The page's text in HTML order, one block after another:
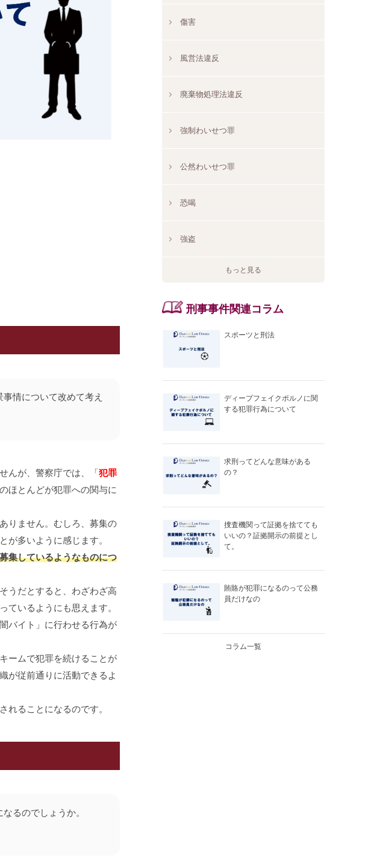
情について改めて考え
んが、警察庁では、「犯罪
ほとんどが犯罪への関与に
りません。むしろ、募集の
が多いように感じます。
集しているようなものにつ
うだとすると、わざわざ高
ているようにも思えます。
バイト」に行わせる行為が
ームで犯罪を続けることが
が従前通りに活動できるよ
れることになるのです。
るのでしょうか。
傷害
風営法違反
廃棄物処理法違反
強制わいせつ罪
公然わいせつ罪
恐喝
強盗
もっと見る
刑事事件関連コラム
スポーツと刑法
ディープフェイクポルノに関
する犯罪行為について
求刑ってどんな意味がある
の？
捜査機関って証拠を捨てても
いいの？証拠開示の前提とし
て。
賄賂が犯罪になるのって公務
員だけなの
コラム一覧